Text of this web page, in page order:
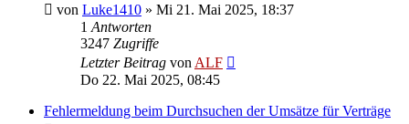
von Luke1410 » Mi 21. Mai 2025, 18:37
1 Antworten
3247 Zugriffe
Letzter Beitrag von ALF
Do 22. Mai 2025, 08:45
Fehlermeldung beim Durchsuchen der Umsätze für Verträge